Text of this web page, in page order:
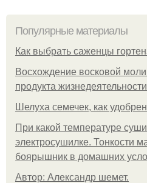
Популярные материалы
Как выбрать саженцы
Восхождение восковой
продукта жизнедеятельности
Шелуха семечек, как
При какой температуре
электросушилке. Тонкости
боярышник в домашних
Автор: Александр шемет.